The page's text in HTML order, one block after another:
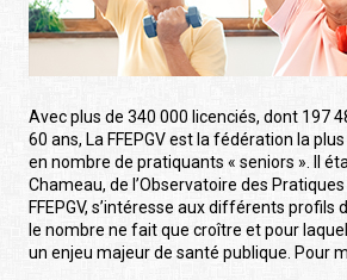
Avec plus de 340 000 licenciés, dont 197
60 ans, La FFEPGV est la fédération la
en nombre de pratiquants « seniors ». Il
Chameau, de l’Observatoire des
FFEPGV, s’intéresse aux différents
le nombre ne fait que croître et pour
un enjeu majeur de santé publique. Pour